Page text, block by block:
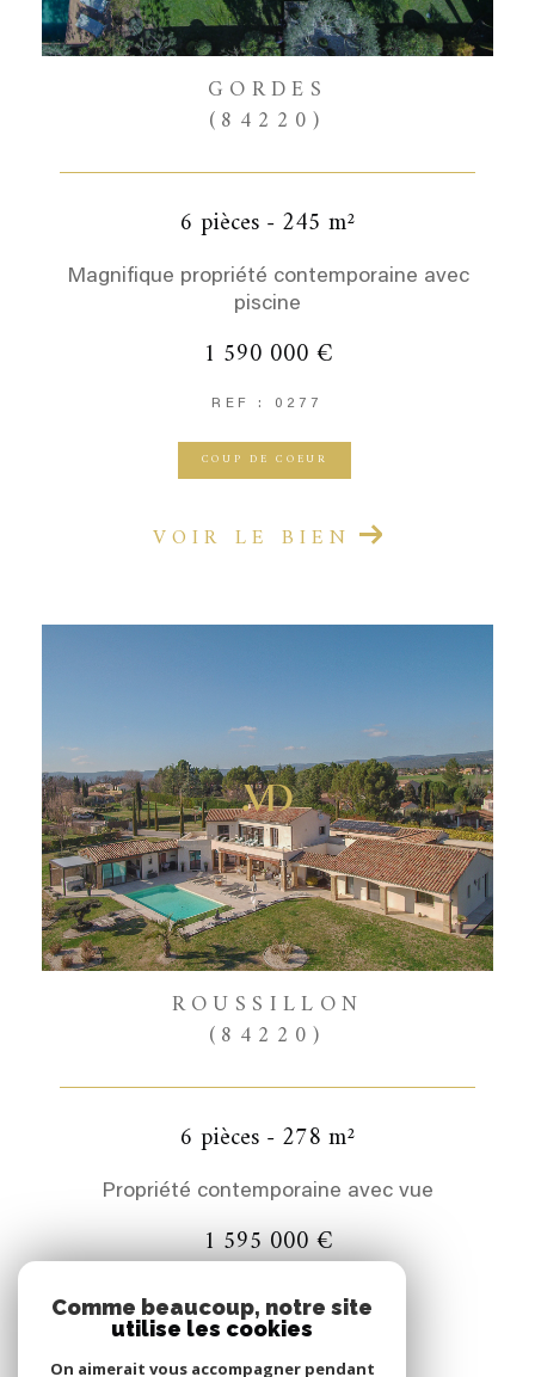
GORDES
(84220)
6 pièces - 245 m²
Magnifique propriété contemporaine avec
piscine
1 590 000 €
REF : 0277
COUP DE COEUR
VOIR LE BIEN
ROUSSILLON
(84220)
6 pièces - 278 m²
Propriété contemporaine avec vue
1 595 000 €
Comme beaucoup, notre site
utilise les cookies
On aimerait vous accompagner pendant